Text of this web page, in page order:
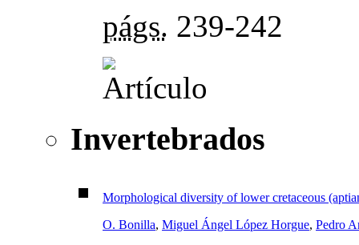
págs. 239-242
Invertebrados
Morphological diversity of lower cretaceous
O. Bonilla, Miguel Ángel López Horgue, Pedro